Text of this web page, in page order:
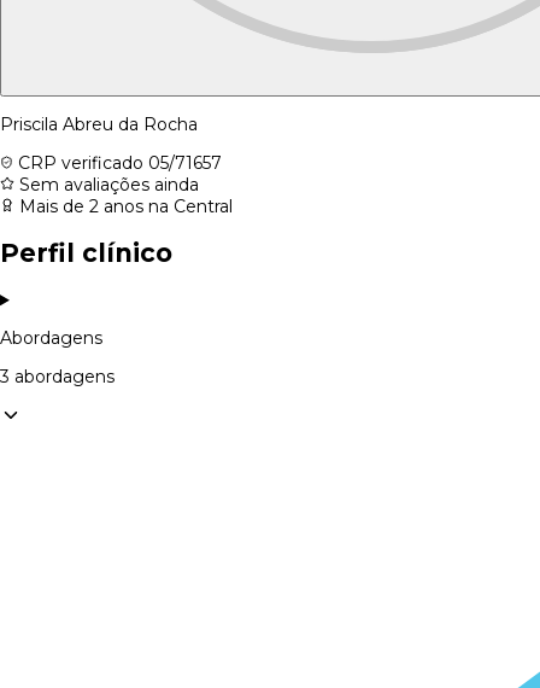
Priscila Abreu da Rocha
CRP verificado 05/71657
Sem avaliações ainda
Mais de 2 anos na Central
Perfil clínico
Abordagens
3 abordagens